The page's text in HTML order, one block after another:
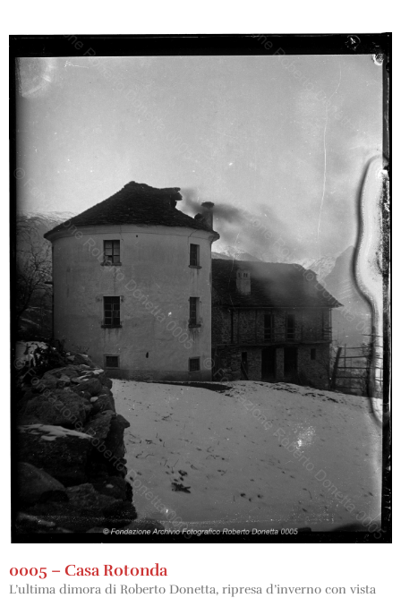
0005 – Casa Rotonda
L’ultima dimora di Roberto Donetta, ripresa d’inverno con vista